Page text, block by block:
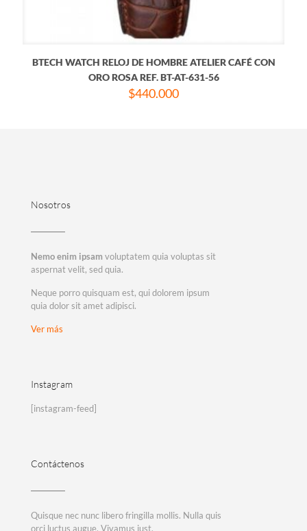
BTECH WATCH RELOJ DE HOMBRE ATELIER CAFÉ CON
ORO ROSA REF. BT-AT-631-56
$440.000
Nosotros
Nemo enim ipsam voluptatem quia voluptas sit
aspernat velit, sed quia.
Neque porro quisquam est, qui dolorem ipsum
quia dolor sit amet adipisci.
Ver más
Instagram
[instagram-feed]
Contáctenos
Quisque nec nunc libero fringilla mollis. Nulla quis
orci luctus augue. Vivamus just.